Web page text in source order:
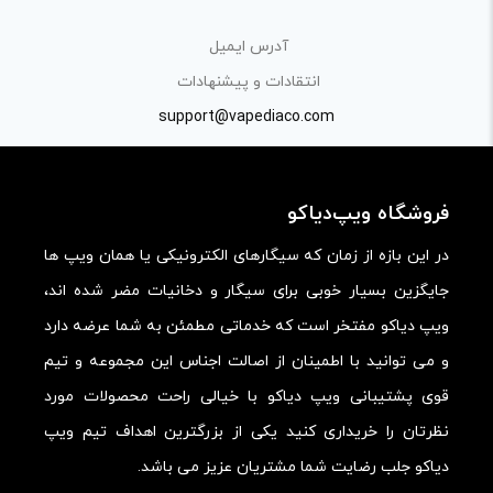
آدرس ایمیل
انتقادات و پیشنهادات
support@vapediaco.com
فروشگاه ویپ‌دیاکو
در این بازه از زمان که سیگارهای الکترونیکی یا همان ویپ ها
جایگزین بسیار خوبی برای سیگار و دخانیات مضر شده اند،
ویپ دیاکو مفتخر است که خدماتی مطمئن به شما عرضه دارد
و می توانید با اطمینان از اصالت اجناس این مجموعه و تیم
قوی پشتیبانی ویپ دیاکو با خیالی راحت محصولات مورد
نظرتان را خریداری کنید یکی از بزرگترین اهداف تیم ویپ
دیاکو جلب رضایت شما مشتریان عزیز می باشد.